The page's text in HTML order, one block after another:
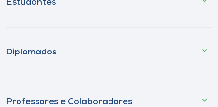
Estudantes
Diplomados
Professores e Colaboradores